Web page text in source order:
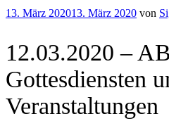
Veröffentlicht
13. März 202013. März 2020 von
12.03.2020 –
Gottesdiensten
Veranstaltungen